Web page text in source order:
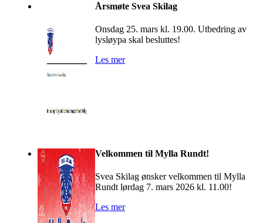
Årsmøte Svea Skilag
Onsdag 25. mars kl. 19.00. Utbedring av
lysløypa skal besluttes!
Les mer
Velkommen til Mylla Rundt!
Svea Skilag ønsker velkommen til Mylla
Rundt lørdag 7. mars 2026 kl. 11.00!
Les mer